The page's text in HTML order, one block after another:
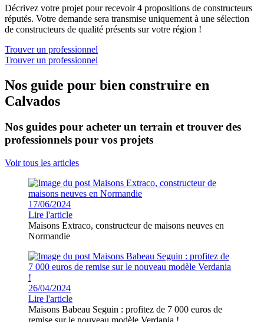
Décrivez votre projet pour recevoir 4 propositions de constructeurs
réputés. Votre demande sera transmise uniquement à une sélection
de constructeurs de qualité présents sur votre région !
Trouver un professionnel
Trouver un professionnel
Nos guide pour bien construire en
Calvados
Nos guides pour acheter un terrain et trouver des
professionnels pour vos projets
Voir tous les articles
17/06/2024
Lire l'article
Maisons Extraco, constructeur de maisons neuves en
Normandie
26/04/2024
Lire l'article
Maisons Babeau Seguin : profitez de 7 000 euros de